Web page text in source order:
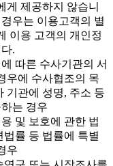
게 제공하지 않습니
우는 이용고객의 별
이용 고객의 개인정
.
따른 수사기관의 서
우에 수사협조의 목
기관에 성명, 주소 등
는 경우
및 보호에 관한 법
법률 등 법률에 특별
우